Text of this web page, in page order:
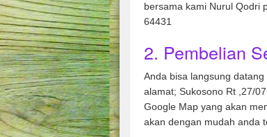
bersama kami Nurul Qodri
64431
2. Pembelian
Anda bisa langsung
alamat; Sukosono Rt ,27/
Google Map yang akan
akan dengan mudah anda